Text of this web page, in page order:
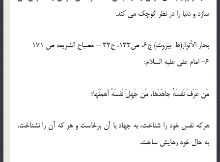
سازد و دنيا را در نظر كوچك مى كند.
بحار الأنوار(ط-بیروت) ج6، ص133، ح32 – مصباح الشریعه ص 171
6- امام على عليه السلام:
مَن عَرَفَ نَفسَهُ جاهَدَها، مَن جَهِلَ نَفسَهُ أهمَلَها؛
هركه نفس خود را شناخت، به جهاد با آن برخاست و هر كه آن را نشناخت،
به حال خود رهايش ساخت.